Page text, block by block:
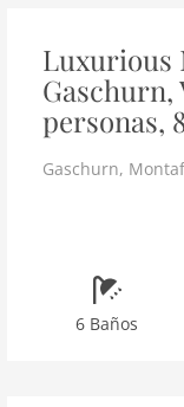
Luxurious
Gaschurn,
personas,
Gaschurn,
6 Baños